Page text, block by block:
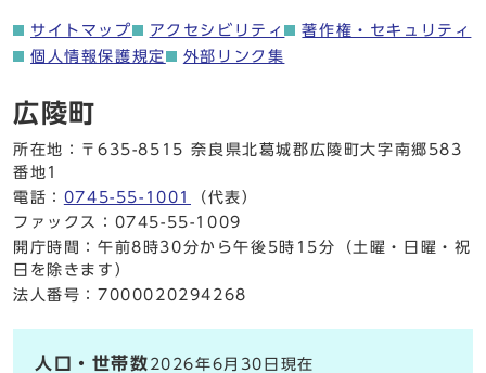
サイトマップ アクセシビリティ
著作権・セキュリティ
個人情報保護規定
外部リンク集
広陵町
所在地：〒635-8515 奈良県北葛城郡広陵町大字南郷583
番地1
電話： 0745-55-1001
（代表）
ファックス：0745-55-1009
開庁時間：午前8時30分から午後5時15分（土曜・日曜・祝
日を除きます）
法人番号：7000020294268
人口・世帯数 2026年6月30日現在